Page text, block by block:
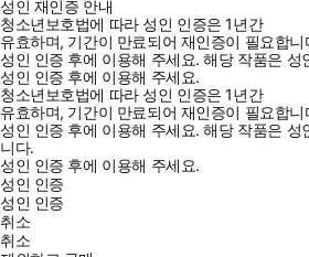
성인 재인증 안내
청소년보호법에 따라 성인 인증은 1년간
유효하며, 기간이 만료되어 재인증이 필요합니
성인 인증 후에 이용해 주세요.해당 작품은 성
성인 인증 후에 이용해 주세요.
청소년보호법에 따라 성인 인증은 1년간
유효하며, 기간이 만료되어 재인증이 필요합니
성인 인증 후에 이용해 주세요.해당 작품은 성
니다.
성인 인증 후에 이용해 주세요.
성인 인증
성인 인증
취소
취소